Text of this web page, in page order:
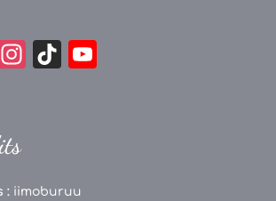
F
In
Ti
: iimoburuu